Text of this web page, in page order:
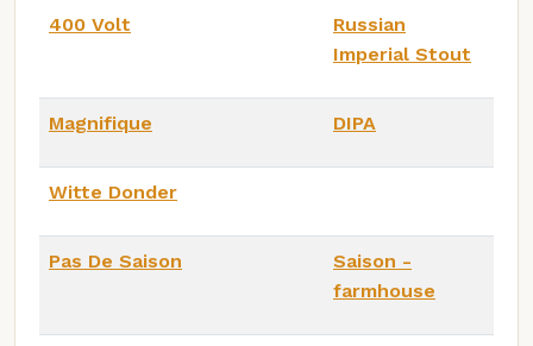
400 Volt
Russian
Imperial Stout
Magnifique DIPA
Witte Donder
Pas De Saison
Saison -
farmhouse